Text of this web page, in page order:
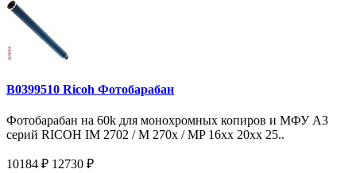
B0399510 Ricoh Фотобарабан
Фотобарабан на 60k для монохромных копиров и МФУ A3
серий RICOH IM 2702 / M 270x / MP 16xx 20xx 25..
10184 ₽ 12730 ₽